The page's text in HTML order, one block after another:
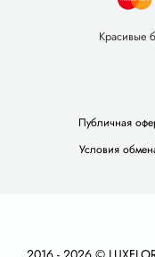
Красивые
Публичная
Условия